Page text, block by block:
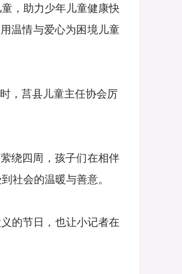
，助力少年儿童健康快
温情与爱心为困境儿童
，莒县儿童主任协会厉
绕四周，孩子们在相伴
社会的温暖与善意。
的节日，也让小记者在